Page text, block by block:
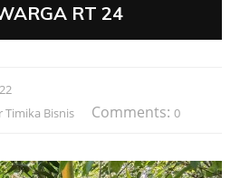
RT 24
Bisnis Comments: 0